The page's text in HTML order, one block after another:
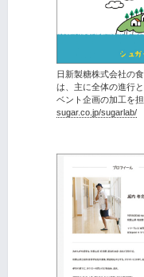
日新製糖株式会社の
は、主に全体の進行
ベント企画の加工を
sugar.co.jp/sugarlab/